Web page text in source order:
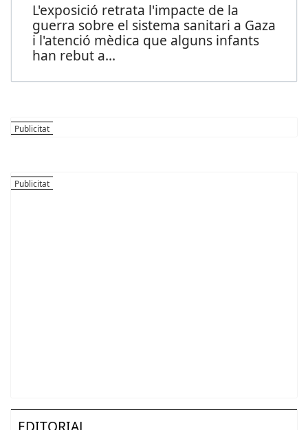
L'exposició retrata l'impacte de la
guerra sobre el sistema sanitari a Gaza
i l'atenció mèdica que alguns infants
han rebut a...
EDITORIAL